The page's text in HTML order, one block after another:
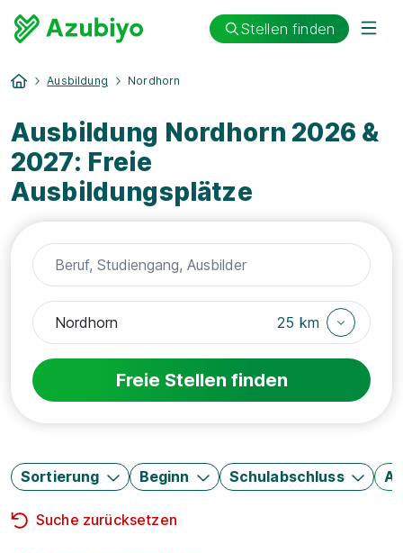
Stellen finden
Ausbildung Nordhorn
Ausbildung Nordhorn 2026 &
2027: Freie
Ausbildungsplätze
25 km
Freie Stellen finden
Sortierung Beginn Schulabschluss
Suche zurücksetzen